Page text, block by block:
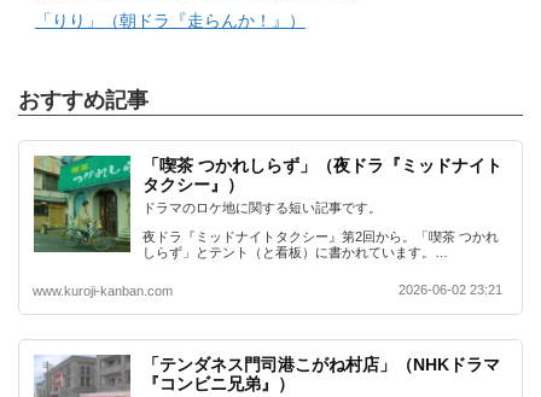
「りり」（朝ドラ『走らんか！』）
おすすめ記事
「喫茶 つかれしらず」（夜ドラ『ミッドナイト
タクシー』）
ドラマのロケ地に関する短い記事です。
夜ドラ『ミッドナイトタクシー』第2回から。「喫茶 つかれ
しらず」とテント（と看板）に書かれています。…
www.kuroji-kanban.com 2026-06-02 23:21
「テンダネス門司港こがね村店」（NHKドラマ
『コンビニ兄弟』）